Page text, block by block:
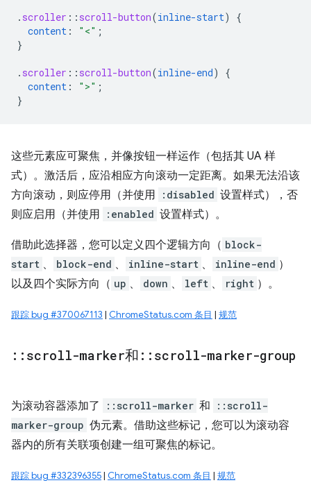
. scroller :: scroll-button(inline-start)
{
content : "<" ;
}
. scroller :: scroll-button(inline-end)
{
content : ">" ;
}
这些元素应可聚焦，并像按钮一样运作（包括其 UA 样
式）。激活后，应沿相应方向滚动一定距离。如果无法沿该
方向滚动，则应停用（并使用
:disabled 设置样式），否
则应启用（并使用
:enabled 设置样式）。
借助此选择器，您可以定义四个逻辑方向（ block-
start 、 block-end 、 inline-start 、 inline-end ）
以及四个实际方向（ up 、 down 、 left 、 right ）。
跟踪 bug #370067113 | ChromeStatus.com 条目 | 规范
:: scroll-marker和 :: scroll-marker-group
为滚动容器添加了 ::scroll-marker 和
::scroll-
marker-group 伪元素。借助这些标记，您可以为滚动容
器内的所有关联项创建一组可聚焦的标记。
跟踪 bug #332396355| ChromeStatus.com 条目 | 规范